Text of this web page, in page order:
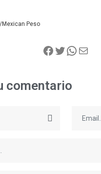
Mexican Peso
comentario